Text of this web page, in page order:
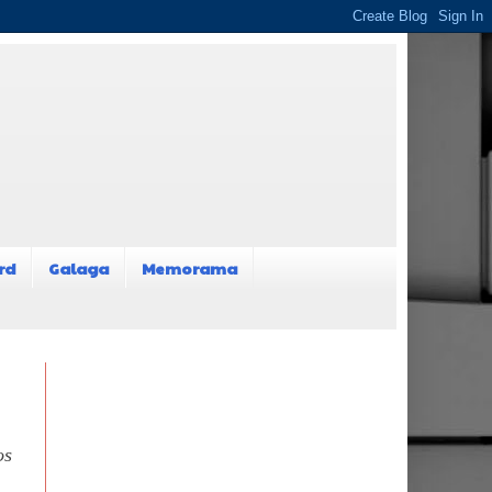
Galaga Memorama